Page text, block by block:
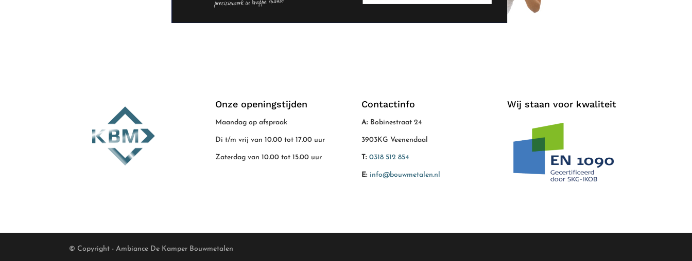
Onze openingstijden
Maandag op afspraak
Di t/m vrij van 10.00 tot 17.00 uur
Zaterdag van 10.00 tot 15.00 uur
Contactinfo
A: Bobinestraat 24
3903KG Veenendaal
T: 0318 512 854
E: info@bouwmetalen.nl
Wij staan voor kwaliteit
© Copyright - Ambiance De Kamper Bouwmetalen